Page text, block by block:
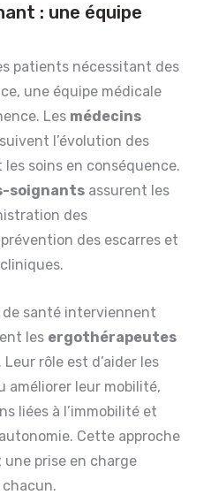
: une équipe
patients nécessitant des
une équipe médicale
Les médecins
l’évolution des
soins en conséquence.
soignants assurent les
des
des escarres et
de santé interviennent
les ergothérapeutes
. Leur rôle est d’aider les
améliorer leur mobilité,
liées à l’immobilité et
Cette approche
prise en charge
chacun.